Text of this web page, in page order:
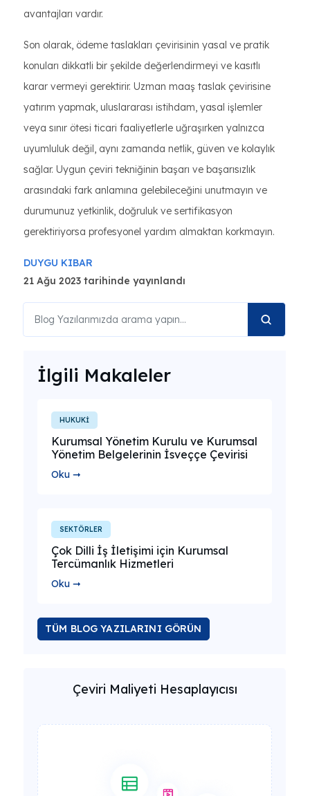
avantajları vardır.
Son olarak, ödeme taslakları çevirisinin yasal ve pratik
konuları dikkatli bir şekilde değerlendirmeyi ve kasıtlı
karar vermeyi gerektirir. Uzman maaş taslak çevirisine
yatırım yapmak, uluslararası istihdam, yasal işlemler
veya sınır ötesi ticari faaliyetlerle uğraşırken yalnızca
uyumluluk değil, aynı zamanda netlik, güven ve kolaylık
sağlar. Uygun çeviri tekniğinin başarı ve başarısızlık
arasındaki fark anlamına gelebileceğini unutmayın ve
durumunuz yetkinlik, doğruluk ve sertifikasyon
gerektiriyorsa profesyonel yardım almaktan korkmayın.
DUYGU KIBAR
21 Ağu 2023 tarihinde yayınlandı
İlgili Makaleler
HUKUKİ
Kurumsal Yönetim Kurulu ve Kurumsal
Yönetim Belgelerinin İsveççe Çevirisi
Oku ➞
SEKTÖRLER
Çok Dilli İş İletişimi için Kurumsal
Tercümanlık Hizmetleri
Oku ➞
TÜM BLOG YAZILARINI GÖRÜN
Çeviri Maliyeti Hesaplayıcısı